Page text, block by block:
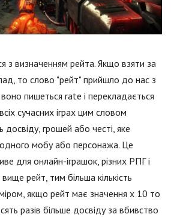
з визначенням рейта. Якщо взяти за
то слово "рейт" прийшло до нас з
воно пишеться rate і перекладається
сучасних іграх цим словом
досвіду, грошей або честі, яке
мобу або персонажа. Це
для онлайн-іграшок, різних РПГ і
рейт, тим більша кількість
якщо рейт має значення х 10 то
разів більше досвіду за вбивство